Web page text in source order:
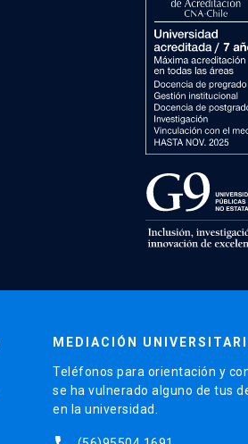
MEDIACIÓN
Teléfonos para orientación y
se ha vulnerado alguno de tus
en la universidad.